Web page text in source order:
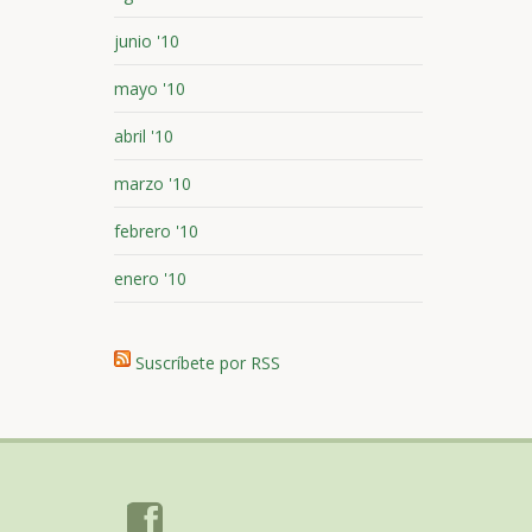
junio '10
mayo '10
abril '10
marzo '10
febrero '10
enero '10
Suscríbete por RSS